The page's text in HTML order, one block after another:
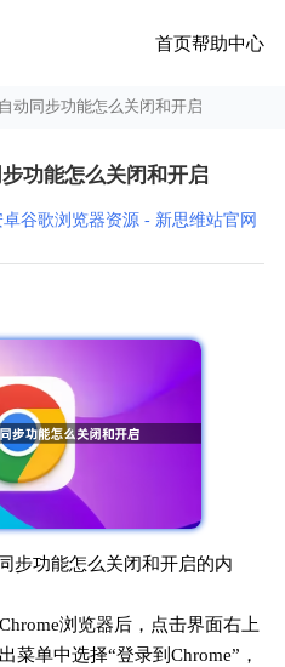
首页帮助中心
动同步功能怎么关闭和开启
功能怎么关闭和开启
谷歌浏览器资源 - 新思维站官网
步功能怎么关闭和开启的内
浏览器后，点击界面右上
菜单中选择“登录到Chrome”，